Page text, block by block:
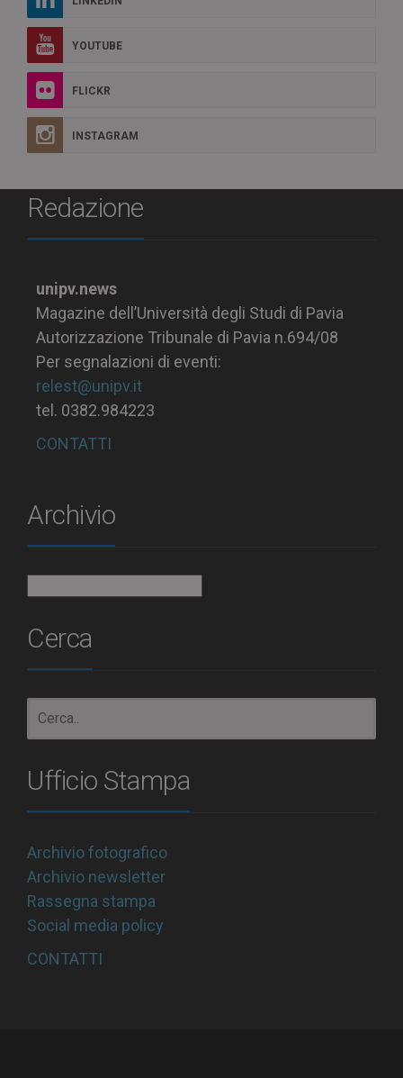
YOUTUBE
FLICKR
INSTAGRAM
Redazione
unipv.news
Magazine dell’Università degli Studi di Pavia
Autorizzazione Tribunale di Pavia n.694/08
Per segnalazioni di eventi:
relest@unipv.it
tel. 0382.984223
CONTATTI
Archivio
Cerca
Ufficio Stampa
Archivio fotografico
Archivio newsletter
Rassegna stampa
Social media policy
CONTATTI